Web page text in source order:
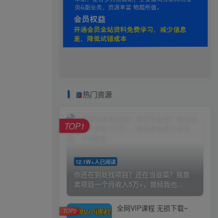
热门资源
12.1W+人已阅读
你还在到处找项目？还在当韭菜？我靠
卖项目一个月收入5万+，曾经我也...
TOP1
全网VIP课程 无损下载~
TOP2